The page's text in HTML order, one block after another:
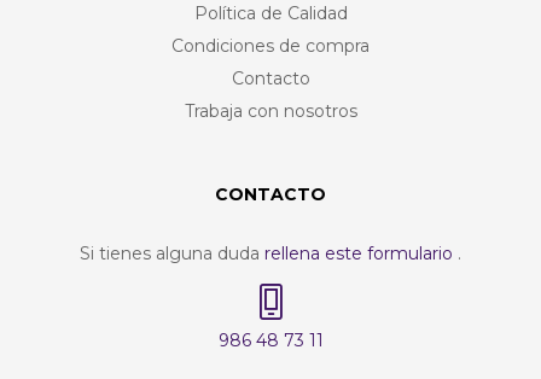
Política de Calidad
Condiciones de compra
Contacto
Trabaja con nosotros
CONTACTO
Si tienes alguna duda rellena este formulario .
986 48 73 11